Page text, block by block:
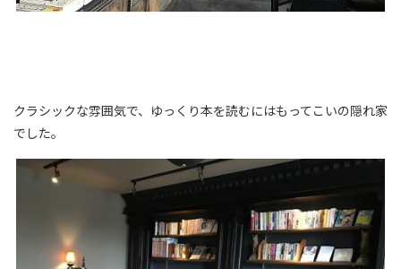
クラシックな雰囲気で、ゆっくり本を読むにはもってこいの隠れ家
でした。